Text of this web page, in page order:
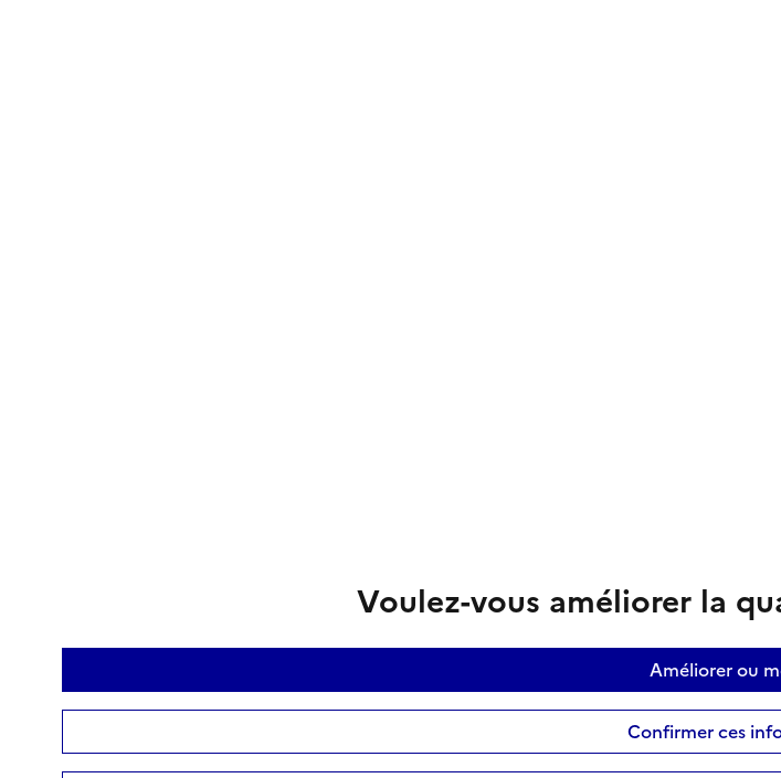
Voulez-vous améliorer la
Améliorer ou
Confirmer ces